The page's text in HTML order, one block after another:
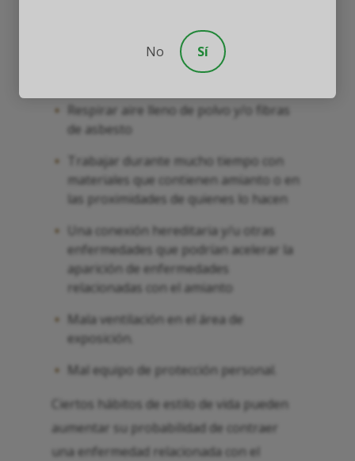
causan enfermedades relacionadas con el
Respirar aire lleno de polvo y/o fibras
de asbesto
Trabajar durante mucho tiempo con
materiales que contienen amianto o en
las proximidades de quienes lo hacen
Una conexión hereditaria y/u otras
enfermedades que podrían acelerar la
aparición de enfermedades
relacionadas con el amianto
Mala ventilación en el área de
exposición.
Mal equipo de protección personal.
Ciertos hábitos de estilo de vida pueden
aumentar su probabilidad de contraer
una enfermedad relacionada con el
No Sí